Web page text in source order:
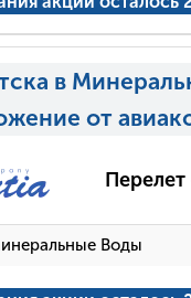
в
от
Воды